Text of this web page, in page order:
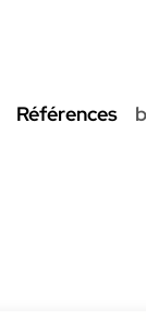
Références